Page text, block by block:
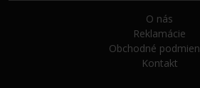
O nás
Reklamácie
Obchodné
Kontakt